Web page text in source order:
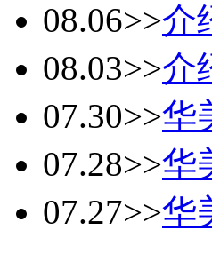
08.06>>介
08.03>>介
07.30>>华
07.28>>华
07.27>>华